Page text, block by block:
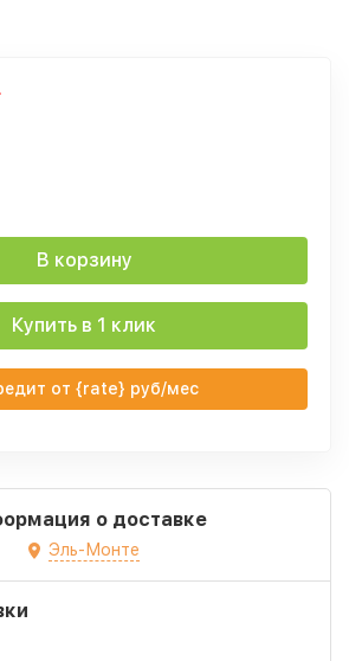
В корзину
Купить в 1 клик
от {rate} руб/мес
о доставке
Эль-Монте